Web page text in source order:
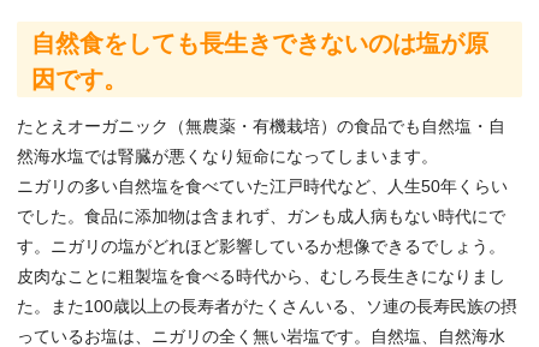
自然食をしても長生きできないのは塩が原
因です。
たとえオーガニック（無農薬・有機栽培）の食品でも自然塩・自
然海水塩では腎臓が悪くなり短命になってしまいます。
ニガリの多い自然塩を食べていた江戸時代など、人生50年くらい
でした。食品に添加物は含まれず、ガンも成人病もない時代にで
す。ニガリの塩がどれほど影響しているか想像できるでしょう。
皮肉なことに粗製塩を食べる時代から、むしろ長生きになりまし
た。また100歳以上の長寿者がたくさんいる、ソ連の長寿民族の摂
っているお塩は、ニガリの全く無い岩塩です。自然塩、自然海水